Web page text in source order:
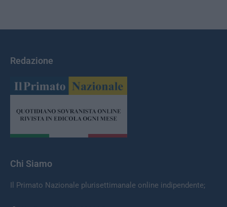
Redazione
Chi Siamo
Il Primato Nazionale plurisettimanale online indipendente;